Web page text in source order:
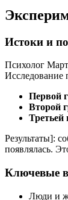
Истоки и
Психолог
Исследование
Первой
Второй
Третьей
Результаты]:
появлялась.
Ключевые
Люди и